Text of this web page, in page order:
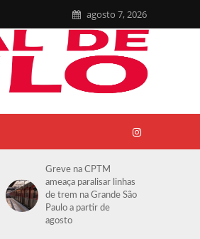
agosto 7, 2026
Greve na CPTM
ameaça paralisar linhas
de trem na Grande São
Paulo a partir de
agosto